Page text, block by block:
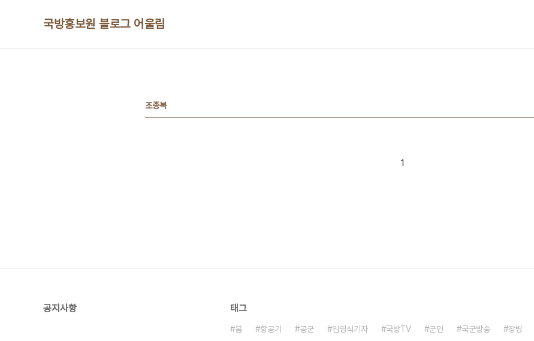
국방홍보원 블로그 어울림
조종복
1
공지사항 태그
붐 항공기 공군 임영식기자 국방TV 군인 국군방송 장병